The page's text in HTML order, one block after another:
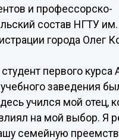
и профессорско-
состав НГТУ
города Олег
первого курса
заведения
учился мой отец,
на мой выбор. Я
семейную